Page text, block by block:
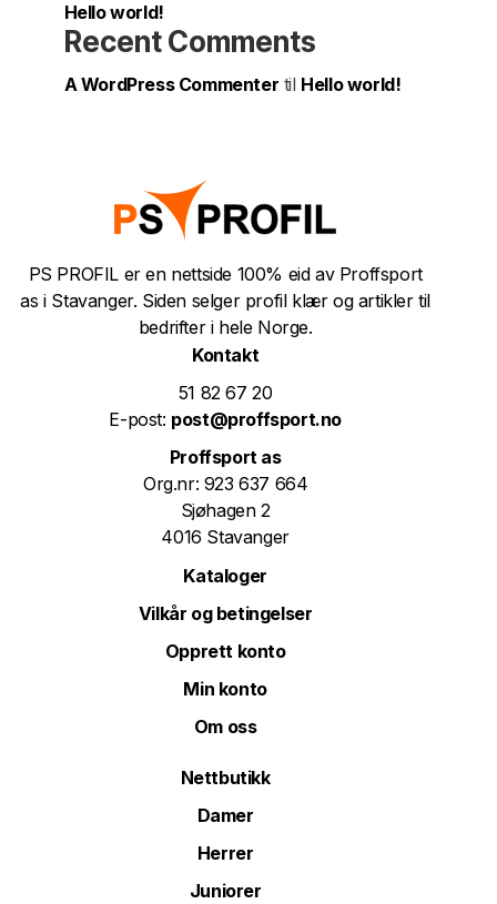
Hello world!
Recent Comments
A WordPress Commenter til Hello world!
PS PROFIL er en nettside 100% eid av Proffsport
as i Stavanger. Siden selger profil klær og artikler til
bedrifter i hele Norge.
Kontakt
51 82 67 20
E-post: post@proffsport.no
Proffsport as
Org.nr: 923 637 664
Sjøhagen 2
4016 Stavanger
Kataloger
Vilkår og betingelser
Opprett konto
Min konto
Om oss
Nettbutikk
Damer
Herrer
Juniorer